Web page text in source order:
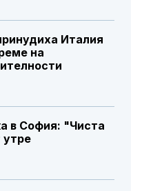
Италия
на
в София: "Чиста
утре